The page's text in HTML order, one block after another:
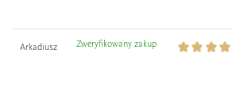
Arkadiusz Zweryfikowany zakup